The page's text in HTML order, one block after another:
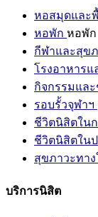
หอสมุดและ
หอพัก หอพัก
กีฬาและสุข
โรงอาหารแ
กิจกรรมแล
รอบรั้วจุฬาฯ
ชีวิตนิสิตในก
ชีวิตนิสิตในป
สุขภาวะทา
บริการนิสิต